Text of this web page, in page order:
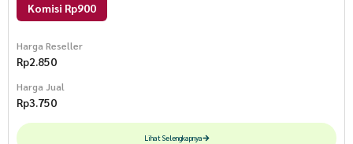
Komisi Rp900
Harga Reseller
Rp2.850
Harga Jual
Rp3.750
Lihat Selengkapnya